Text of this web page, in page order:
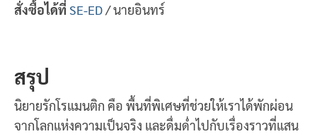
สั่งซื้อได้ที่ SE-ED / นายอินทร์
สรุป
นิยายรักโรแมนติก คือ พื้นที่พิเศษที่ช่วยให้เราได้พักผ่อน
จากโลกแห่งความเป็นจริง และดื่มด่ำไปกับเรื่องราวที่แสน